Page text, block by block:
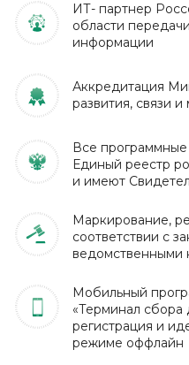
ИТ- партнер
области
информации
Аккредитация
развития, связи
Все
Единый реестр
и имеют
Маркирование,
соответствии с
ведомственными
Мобильный
«Терминал сбора
регистрация и
режиме оффлайн